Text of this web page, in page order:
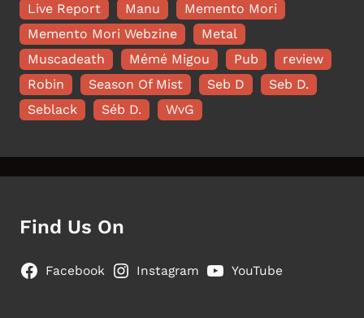
Live Report
Manu
Memento Mori
Memento Mori Webzine
Metal
Muscadeath
Mémé Migou Pub
review
Robin
Season Of Mist Seb D
Seb D.
Seblack
Séb D. WvG
Find Us On
Facebook Instagram YouTube